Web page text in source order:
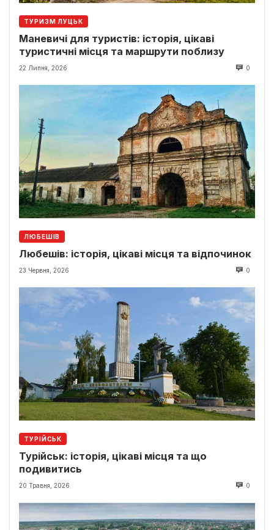
ТУРИЗМ ЛУЦЬК
Маневичі для туристів: історія, цікаві
туристичні місця та маршрути поблизу
22 Липня, 2026 0
ЛЮБЕШІВ
Любешів: історія, цікаві місця та відпочинок
23 Червня, 2026 0
ТУРІЙСЬК
Турійськ: історія, цікаві місця та що
подивитись
20 Травня, 2026 0